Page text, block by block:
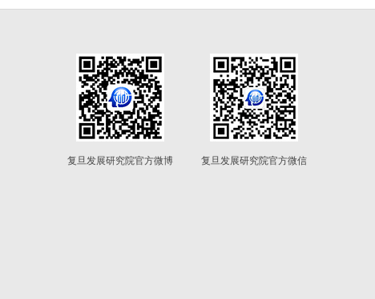
复旦发展研究院官方微博 复旦发展研究院官方微信